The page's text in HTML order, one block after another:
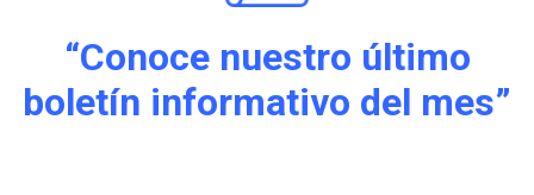
“Conoce nuestro último
boletín informativo del mes”